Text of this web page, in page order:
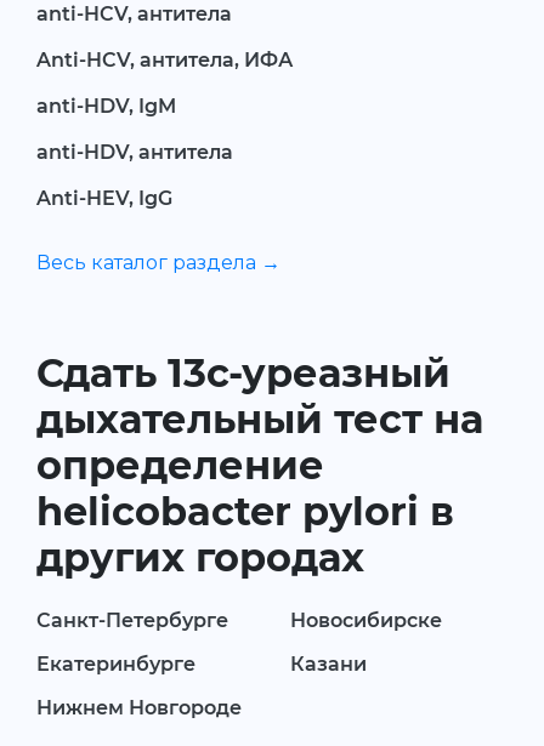
anti-HCV, антитела
Anti-HCV, антитела, ИФА
anti-HDV, IgM
anti-HDV, антитела
Anti-HEV, IgG
Весь каталог раздела →
Сдать 13с-уреазный
дыхательный тест на
определение
helicobacter pylori в
других городах
Санкт-Петербурге
Новосибирске
Екатеринбурге
Казани
Нижнем Новгороде